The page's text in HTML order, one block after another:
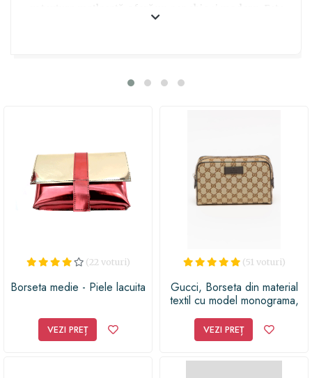
cu textura matlasată, oferă un aer chic și modern. Este
(22 voturi)
Borseta medie - Piele lacuita
VEZI PREȚ
(51 voturi)
Gucci, Borseta din material
textil cu model monograma,
VEZI PREȚ